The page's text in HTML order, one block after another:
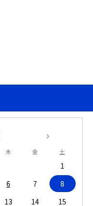
木 金 土
1
6 7
8
13 14
15